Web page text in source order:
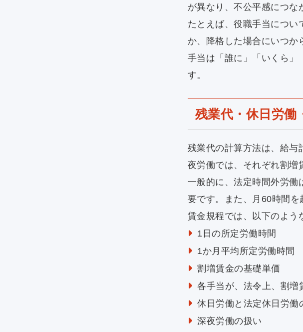
が異なり、不公平感につな
たとえば、役職手当につ
か、降格した場合にいつか
手当は「誰に」「いくら」
す。
残業代・休日労働
残業代の計算方法は、給与
夜労働では、それぞれ割増
一般的に、法定時間外労働
要です。また、月60時間を
賃金規程では、以下のよう
1日の所定労働時間
1か月平均所定労働時間
割増賃金の基礎単価
各手当が、法令上、割増
休日労働と法定休日労働
深夜労働の扱い